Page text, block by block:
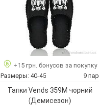
+15 грн. бонусов за покупку
Размеры: 40-45 9 пар
Тапки Vends 359M чорний
(Демисезон)